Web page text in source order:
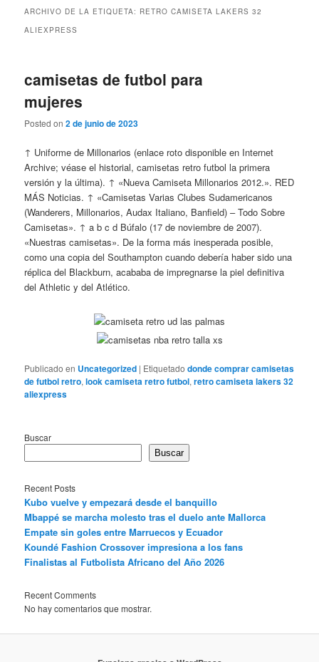
ARCHIVO DE LA ETIQUETA: RETRO CAMISETA LAKERS 32
ALIEXPRESS
camisetas de futbol para
mujeres
Posted on2 de junio de 2023
↑ Uniforme de Millonarios (enlace roto disponible en Internet
Archive; véase el historial, camisetas retro futbol la primera
versión y la última). ↑ «Nueva Camiseta Millonarios 2012.». RED
MÁS Noticias. ↑ «Camisetas Varias Clubes Sudamericanos
(Wanderers, Millonarios, Audax Italiano, Banfield) – Todo Sobre
Camisetas». ↑ a b c d Búfalo (17 de noviembre de 2007).
«Nuestras camisetas». De la forma más inesperada posible,
como una copia del Southampton cuando debería haber sido una
réplica del Blackburn, acababa de impregnarse la piel definitiva
del Athletic y del Atlético.
Publicado en Uncategorized | Etiquetado donde comprar camisetas
de futbol retro,look camiseta retro futbol,retro camiseta lakers 32
aliexpress
Buscar
Buscar
Recent Posts
Kubo vuelve y empezará desde el banquillo
Mbappé se marcha molesto tras el duelo ante Mallorca
Empate sin goles entre Marruecos y Ecuador
Koundé Fashion Crossover impresiona a los fans
Finalistas al Futbolista Africano del Año 2026
Recent Comments
No hay comentarios que mostrar.